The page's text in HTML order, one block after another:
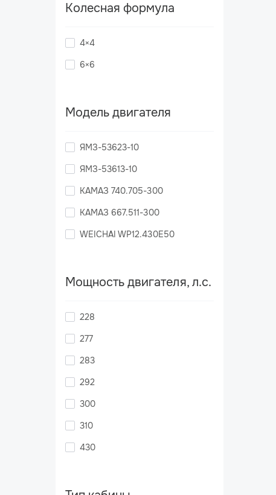
Колесная формула
4×4
6×6
Модель двигателя
ЯМЗ-53623-10
ЯМЗ-53613-10
КАМАЗ 740.705-300
КАМАЗ 667.511-300
WEICHAI WP12.430E50
Мощность двигателя, л.с.
228
277
283
292
300
310
430